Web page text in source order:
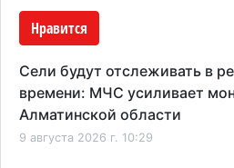
Нравится
Сели будут отслеживать в
времени: МЧС усиливает
Алматинской области
9 августа 2026 г. 10:29